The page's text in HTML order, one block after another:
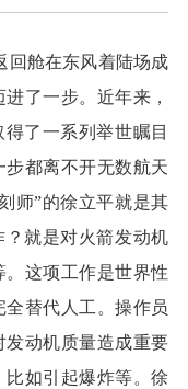
回舱在东风着陆场成
了一步。近年来，
了一系列举世瞩目
都离不开无数航天
师”的徐立平就是其
？就是对火箭发动机
这项工作是世界性
替代人工。操作员
动机质量造成重要
如引起爆炸等。徐